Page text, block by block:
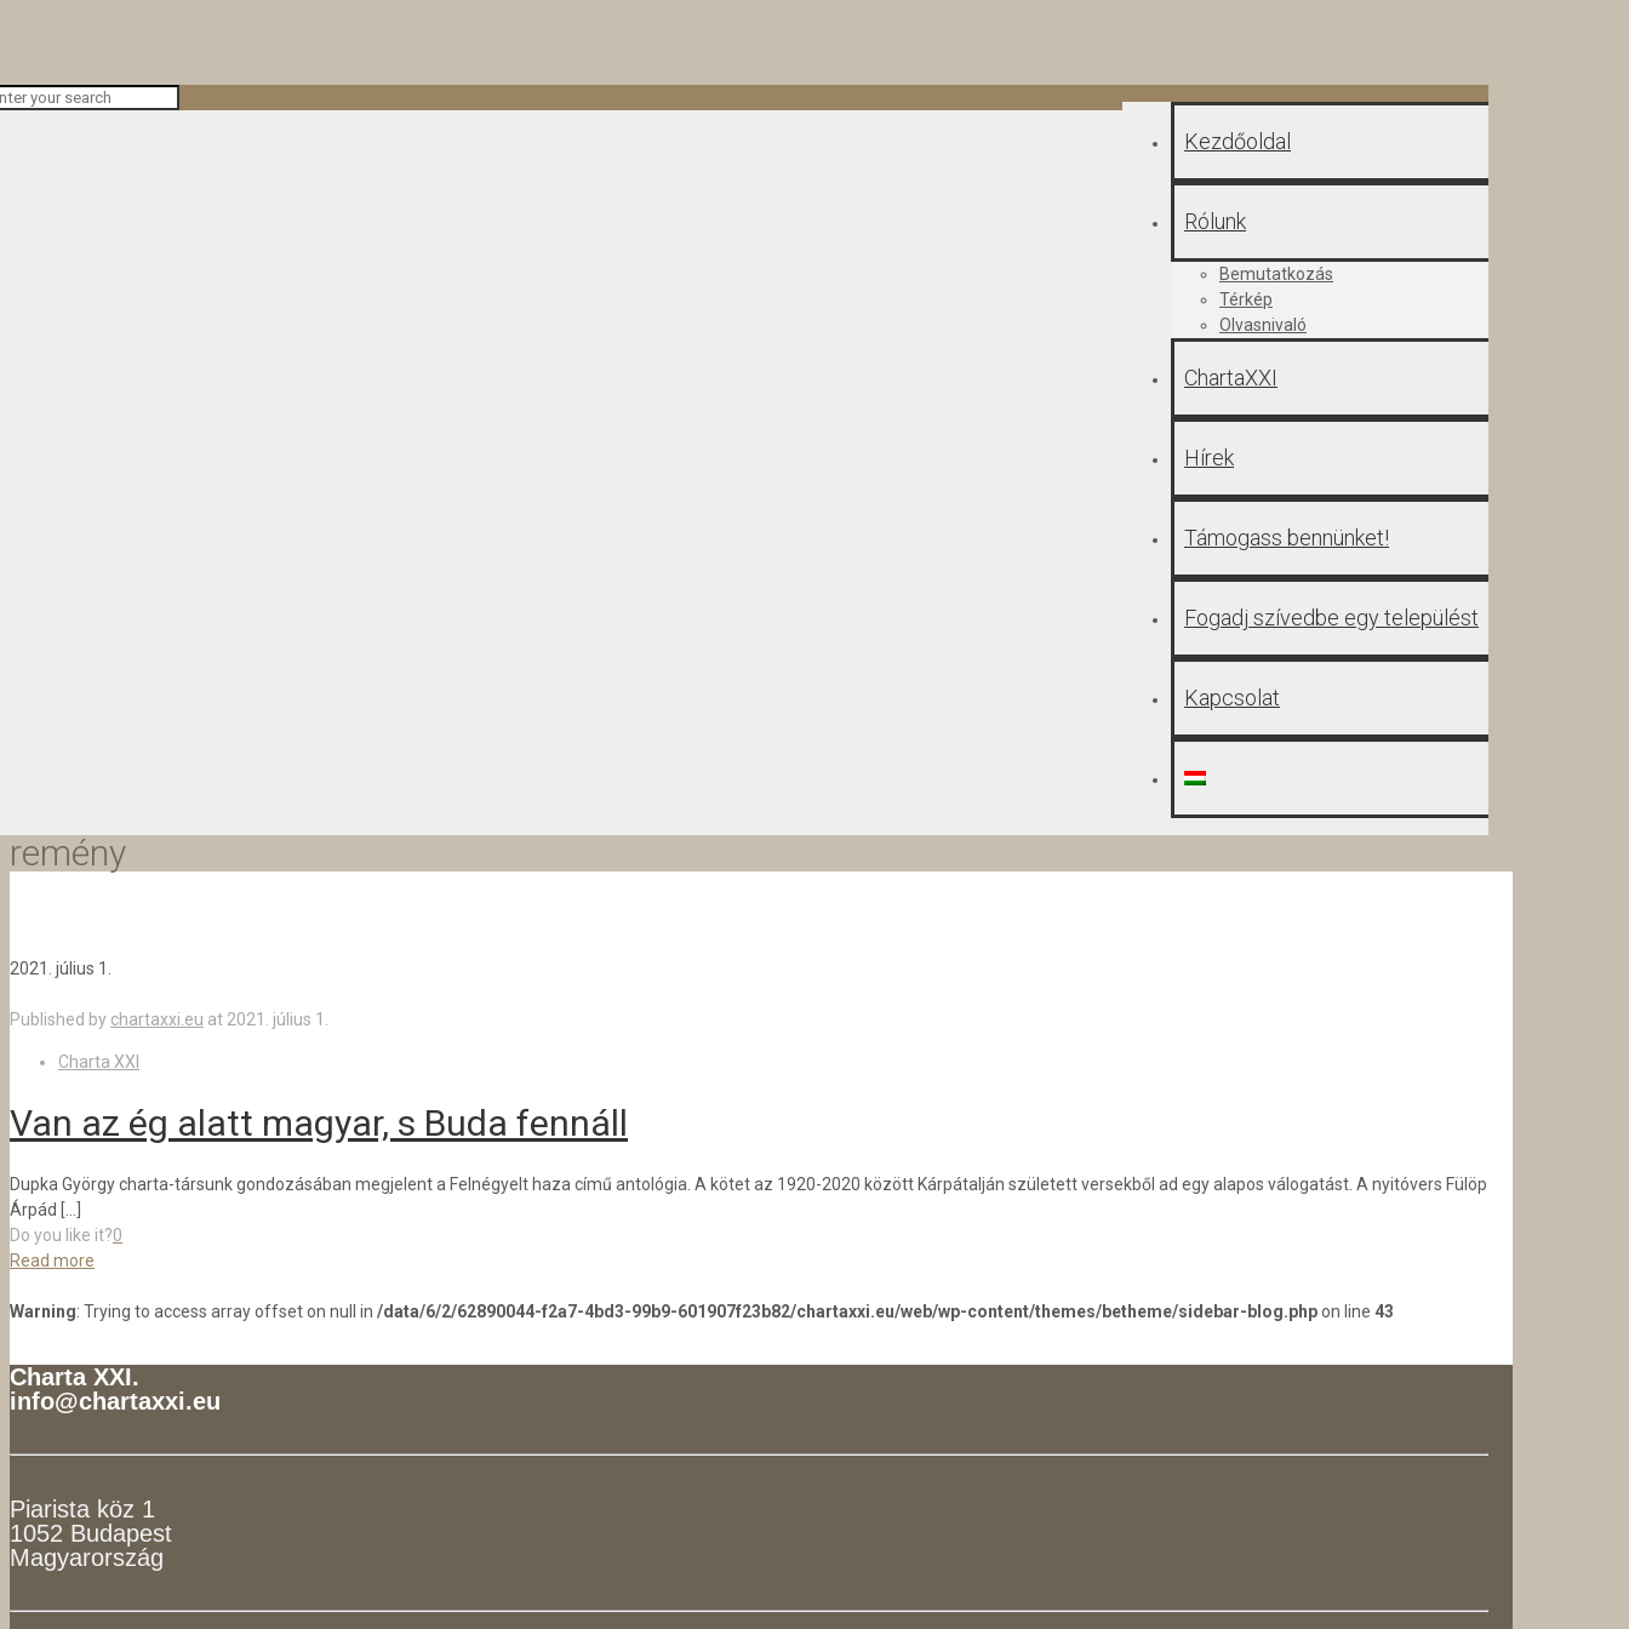
Kezdőoldal
Rólunk
Bemutatkozás
Térkép
Olvasnivaló
ChartaXXI
Hírek
Támogass bennünket!
Fogadj szívedbe egy települést
Kapcsolat
remény
2021. július 1.
Published by chartaxxi.eu at 2021. július 1.
Charta XXI
Van az ég alatt magyar, s Buda fennáll
Dupka György charta-társunk gondozásában megjelent a Felnégyelt haza című antológia. A kötet az 1920-2020 között Kárpátalján született versekből ad egy alapos válogatást. A nyitóvers Fülöp
Árpád […]
Do you like it?0
Read more
Warning: Trying to access array offset on null in /data/6/2/62890044-f2a7-4bd3-99b9-601907f23b82/chartaxxi.eu/web/wp-content/themes/betheme/sidebar-blog.phpon line 43
Charta XXI.
info@chartaxxi.eu
Piarista köz 1
1052 Budapest
Magyarország